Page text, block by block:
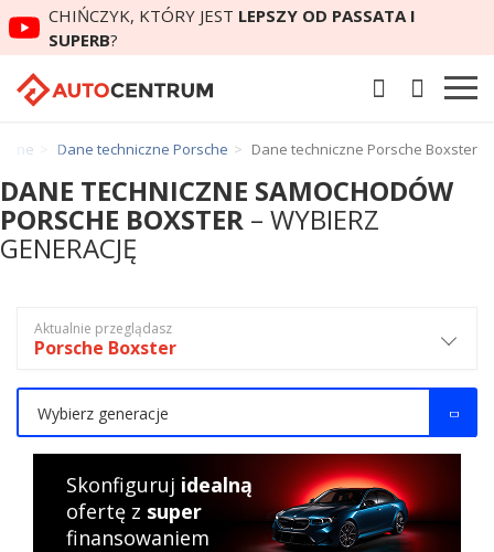
CHIŃCZYK, KTÓRY JEST LEPSZY OD PASSATA I
SUPERB?
Dane techniczne Porsche Dane techniczne Porsche Boxster
DANE TECHNICZNE SAMOCHODÓW
PORSCHE BOXSTER – WYBIERZ
GENERACJĘ
Aktualnie przeglądasz
Porsche Boxster
Wybierz generacje
Skonfiguruj idealną
ofertę z super
finansowaniem